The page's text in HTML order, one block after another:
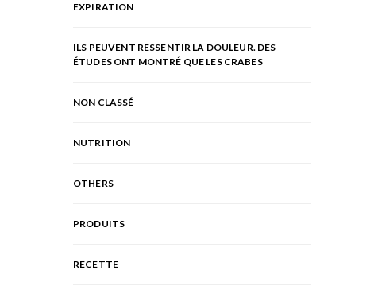
EXPIRATION
ILS PEUVENT RESSENTIR LA DOULEUR. DES
ÉTUDES ONT MONTRÉ QUE LES CRABES
NON CLASSÉ
NUTRITION
OTHERS
PRODUITS
RECETTE